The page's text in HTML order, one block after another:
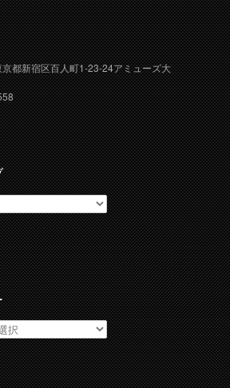
都新宿区百人町1-23-24アミューズ大